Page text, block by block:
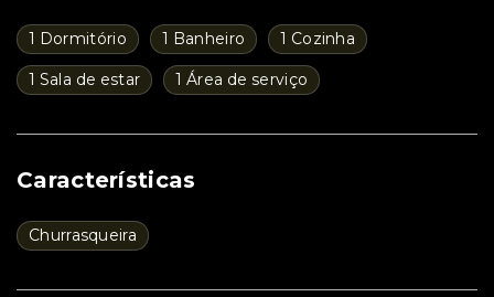
1 Dormitório 1 Banheiro 1 Cozinha
1 Sala de estar 1 Área de serviço
Características
Churrasqueira